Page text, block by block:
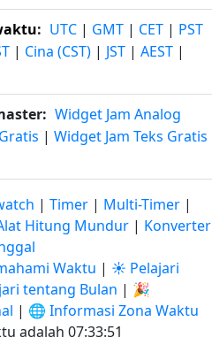
: UTC | GMT | CET | PST
| Cina (CST) | JST | AEST |
Widget Jam Analog
| Widget Jam Teks Gratis
| Timer | Multi-Timer |
Hitung Mundur | Konverter
Waktu | ☀️ Pelajari
tentang Bulan | 🎉
| 🌐 Informasi Zona Waktu
adalah 07:33:52